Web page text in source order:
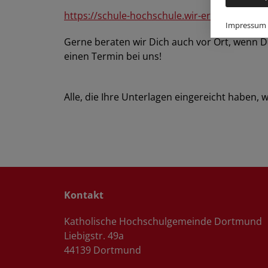
Impressum
https://schule-hochschule.wir-erzbistum-
Gerne beraten wir Dich auch vor Ort, wenn
einen Termin bei uns!
Alle, die Ihre Unterlagen eingereicht haben,
Kontakt
Katholische Hochschulgemeinde Dortmund
Liebigstr. 49a
44139 Dortmund